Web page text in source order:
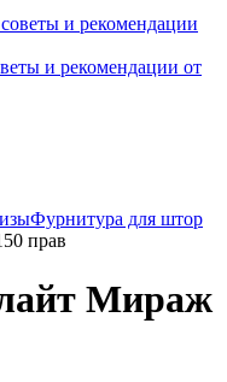
и рекомендации от
Фурнитура для штор
прав
Мираж